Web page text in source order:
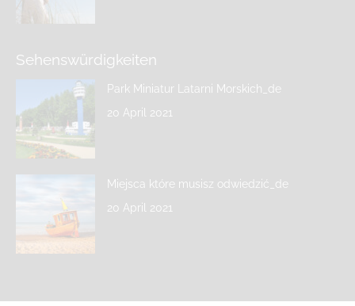
Sehenswürdigkeiten
Park Miniatur Latarni Morskich_de
20 April 2021
Miejsca które musisz odwiedzić_de
20 April 2021